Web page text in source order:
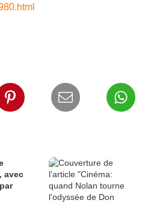
avec